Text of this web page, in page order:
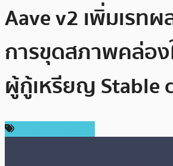
Aave v2 เพิ่มเรท
การขุดสภาพคล่อง
ผู้กู้เหรียญ Stable